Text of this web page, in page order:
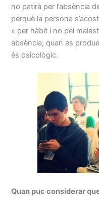
no patirà per l’absència
perquè la persona
» per hàbit i no pel
absència; quan es
és psicològic.
Quan puc considerar